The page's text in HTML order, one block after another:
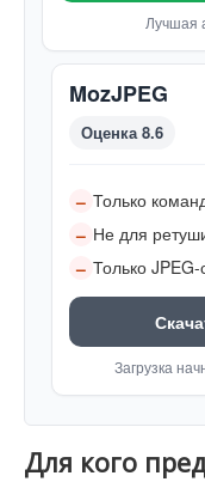
Лучшая
MozJPEG
Оценка 8.6
– Только
– Не для
– Только
Загрузка
Для кого